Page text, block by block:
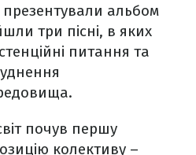
презентували альбом
три пісні, в яких
питання та
почув першу
колективу –